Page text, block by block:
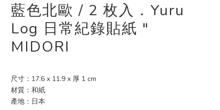
✨萬用手冊新尺寸進駐 .ᐟ.ᐟ  ꒰ 𝐌𝐈𝐍𝐈𝟔 這裡挑 ➜ ꒱
藍色北歐 / 2 枚入．Yuru
Log 日常紀錄貼紙 "
MIDORI
尺寸：17.6 x 11.9 x 厚 1 cm
材質：和紙
產地：日本